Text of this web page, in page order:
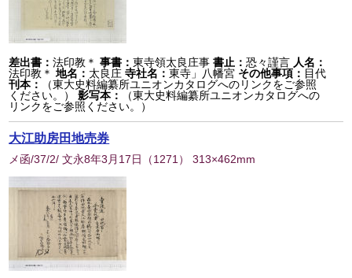
差出書：法印教＊ 事書：東寺領太良庄事書止：恐々謹言 人名：
法印教＊ 地名： 太良庄 寺社名：東寺」八幡宮 その他事項： 目代
刊本：
（東大史料編纂所ユニオンカタログへのリンクをご参照
ください。）
影写本：
（東大史料編纂所ユニオンカタログへの
リンクをご参照ください。）
大江助房田地売券
メ函/37/2/ 文永8年3月17日 （1271 ） 313×462mm